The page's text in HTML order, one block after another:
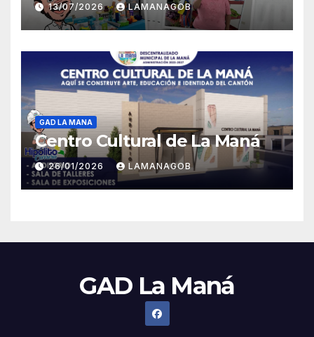
13/07/2026 LAMANAGOB
GAD LA MANA
Centro Cultural de La Maná
26/01/2026 LAMANAGOB
GAD La Maná